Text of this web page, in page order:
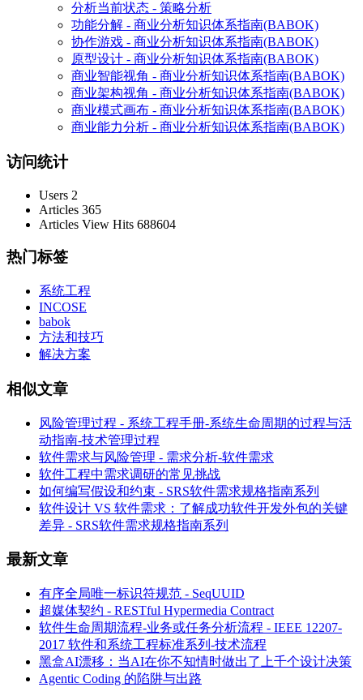
分析当前状态 - 策略分析
功能分解 - 商业分析知识体系指南(BABOK)
协作游戏 - 商业分析知识体系指南(BABOK)
原型设计 - 商业分析知识体系指南(BABOK)
商业智能视角 - 商业分析知识体系指南(BABOK)
商业架构视角 - 商业分析知识体系指南(BABOK)
商业模式画布 - 商业分析知识体系指南(BABOK)
商业能力分析 - 商业分析知识体系指南(BABOK)
访问统计
Users 2
Articles 365
Articles View Hits 688604
热门标签
系统工程
INCOSE
babok
方法和技巧
解决方案
相似文章
风险管理过程 - 系统工程手册-系统生命周期的过程与活
动指南-技术管理过程
软件需求与风险管理 - 需求分析-软件需求
软件工程中需求调研的常见挑战
如何编写假设和约束 - SRS软件需求规格指南系列
软件设计 VS 软件需求：了解成功软件开发外包的关键
差异 - SRS软件需求规格指南系列
最新文章
有序全局唯一标识符规范 - SeqUUID
超媒体契约 - RESTful Hypermedia Contract
软件生命周期流程-业务或任务分析流程 - IEEE 12207-
2017 软件和系统工程标准系列-技术流程
黑盒AI漂移：当AI在你不知情时做出了上千个设计决策
Agentic Coding 的陷阱与出路